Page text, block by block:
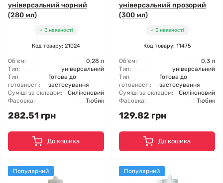
універсальний чорний
(280 мл)
В наявності
Код товару: 21024
Об'єм:
0,28 л
Тип:
універсальний
Тип
готовності:
Готова до
застосування
Суміші за складом:
Силіконовий
Фасовка:
Тюбик
282.51 грн
До кошика
універсальний прозорий
(300 мл)
В наявності
Код товару: 11475
Об'єм:
0,3 л
Тип:
універсальний
Тип
готовності:
Готова до
застосування
Суміші за складом:
Силіконовий
Фасовка:
Тюбик
129.82 грн
До кошика
Популярний Популярний